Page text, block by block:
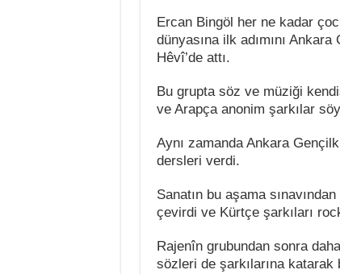
Ercan Bingöl her ne kadar
dünyasına ilk adımını
Hêvî’de attı.
Bu grupta söz ve müziği
ve Arapça anonim şarkılar
Aynı zamanda Ankara
dersleri verdi.
Sanatın bu aşama
çevirdi ve Kürtçe şarkıları
Rajenîn grubundan sonra
sözleri de şarkılarına katarak